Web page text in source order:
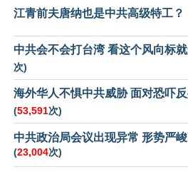
江青前夫唐纳也是中共高级特工？
中共会不会打台湾 看这个风向标
次)
海外华人不惧中共威胁 面对恐吓
(53,591次)
中共政治局会议出现异常 形势严
(23,004次)